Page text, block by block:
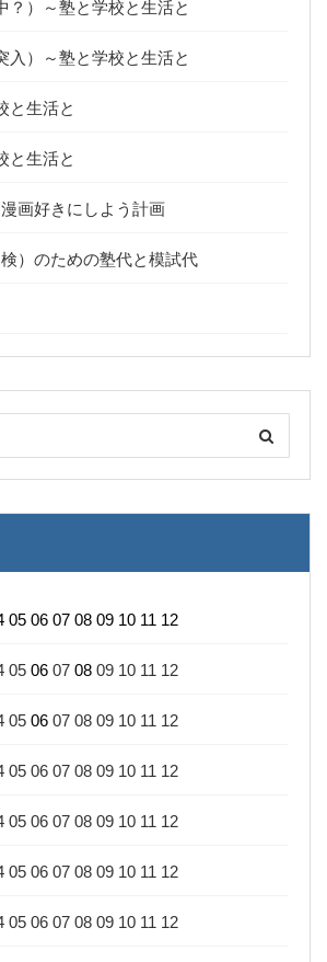
？）～塾と学校と生活と
入）～塾と学校と生活と
と生活と
と生活と
画好きにしよう計画
）のための塾代と模試代
05 06 07 08 09 10 11 12
05 06 07 08 09 10 11 12
05 06 07 08 09 10 11 12
05 06 07 08 09 10 11 12
05 06 07 08 09 10 11 12
05 06 07 08 09 10 11 12
05 06 07 08 09 10 11 12